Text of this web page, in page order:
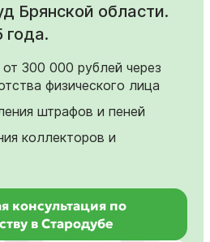
Брянской области.
года.
300 000 рублей через
физического лица
штрафов и пеней
коллекторов и
консультация по
в Стародубе